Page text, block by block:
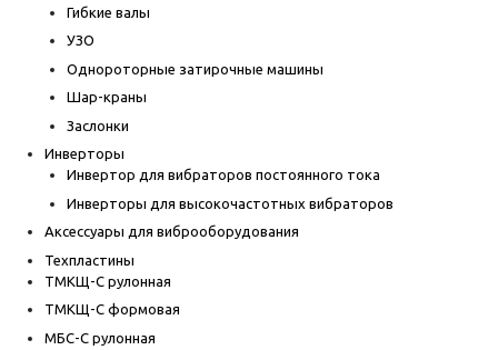
Гибкие валы
УЗО
Однороторные затирочные машины
Шар-краны
Заслонки
Инверторы
Инвертор для вибраторов постоянного тока
Инверторы для высокочастотных вибраторов
Аксессуары для виброоборудования
Техпластины
ТМКЩ-С рулонная
ТМКЩ-С формовая
МБС-С рулонная